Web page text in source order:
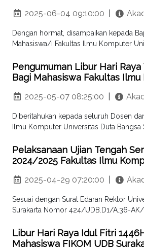
2025-06-04 09:10:00
Dengan hormat, disampaikan kepada
Mahasiswa/i Fakultas Ilmu Komputer
Nomor
Pengumuman Libur Hari Raya
Bagi Mahasiswa Fakultas
2025-05-07 08:25:00
Diberitahukan kepada seluruh Dosen
Ilmu Komputer Universitas Duta Bangsa
Pelaksanaan Ujian Tengah
2024/2025 Fakultas Ilmu
2025-04-29 07:20:00
Sesuai dengan Surat Edaran Rektor
Surakarta Nomor 424/UDB.D1/A.36-AK/IV/2025
Pemberitahuan Pelaksanaan UTS
Surakarta
Libur Hari Raya Idul Fitri
Mahasiswa FIKOM UDB